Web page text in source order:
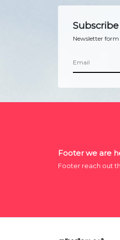
Subscribe
Newsletter
Footer we are
Footer reach out